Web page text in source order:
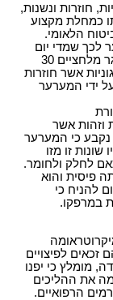
חוזרות ונשנות,
כמחלת מקצוע
הלאומי.
לכך שמדי יום
הוא היכה בפטיש בין 5 ל-10 פעמים, וסגר מלחציים 30
אשר חוזרות
ידי המערער
וזהות אשר
נקבע כי המערער
זו מזו
לחלק ולחומר.
פיסית והוא
להניח כי
במרפקו.
זכאים לפיצויים
מומלץ כי יפנו
את ההליכים
הרפואיים.